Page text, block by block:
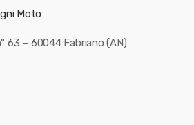
Moto
63 – 60044 Fabriano (AN)